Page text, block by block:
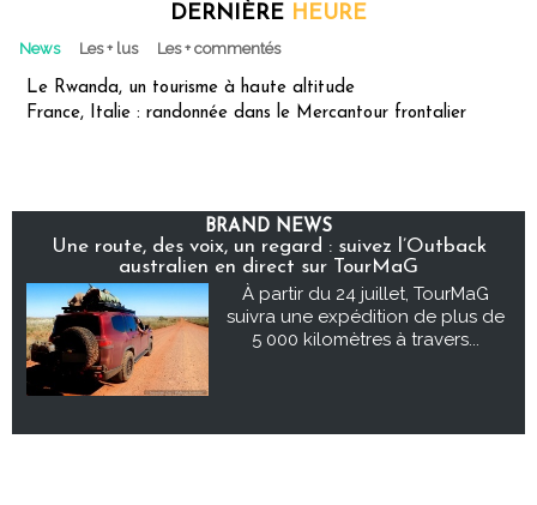
DERNIÈRE HEURE
News Les + lus Les + commentés
Le Rwanda, un tourisme à haute altitude
France, Italie : randonnée dans le Mercantour frontalier
BRAND NEWS
Une route, des voix, un regard : suivez l’Outback
australien en direct sur TourMaG
À partir du 24 juillet, TourMaG
suivra une expédition de plus de
5 000 kilomètres à travers...